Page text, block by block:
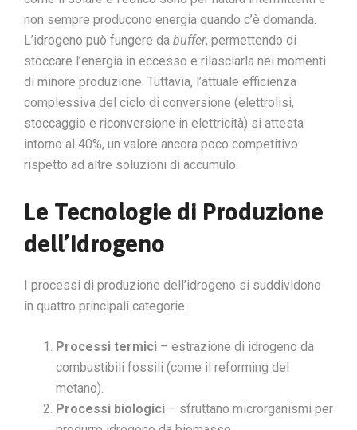
non sempre producono energia quando c’è domanda.
L’idrogeno può fungere da buffer, permettendo di
stoccare l’energia in eccesso e rilasciarla nei momenti
di minore produzione. Tuttavia, l’attuale efficienza
complessiva del ciclo di conversione (elettrolisi,
stoccaggio e riconversione in elettricità) si attesta
intorno al 40%, un valore ancora poco competitivo
rispetto ad altre soluzioni di accumulo.
Le Tecnologie di Produzione
dell’Idrogeno
I processi di produzione dell’idrogeno si suddividono
in quattro principali categorie:
Processi termici – estrazione di idrogeno da
combustibili fossili (come il reforming del
metano).
Processi biologici – sfruttano microrganismi per